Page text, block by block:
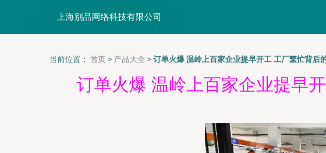
上海别品网络科技有限公司
当前位置： 首页 > 产品大全 > 订单火爆 温岭上百家企业提早开工 工厂繁忙背后
订单火爆 温岭上百家企业提早